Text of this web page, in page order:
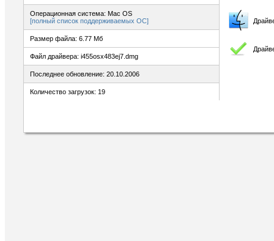
Операционная система: Mac OS
[полный список поддерживаемых ОС]
Размер файла: 6.77 Мб
Файл драйвера: i455osx483ej7.dmg
Последнее обновление: 20.10.2006
Количество загрузок: 19